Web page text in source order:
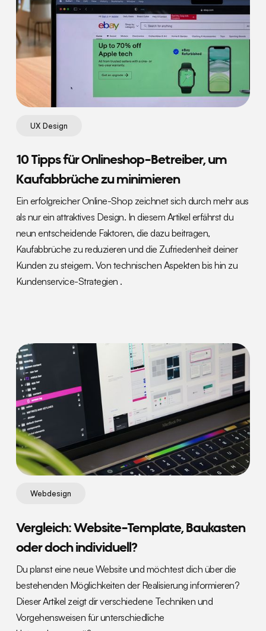
UX Design
10 Tipps für Onlineshop-Betreiber, um
Kaufabbrüche zu minimieren
Ein erfolgreicher Online-Shop zeichnet sich durch mehr aus
als nur ein attraktives Design. In diesem Artikel erfährst du
neun entscheidende Faktoren, die dazu beitragen,
Kaufabbrüche zu reduzieren und die Zufriedenheit deiner
Kunden zu steigern. Von technischen Aspekten bis hin zu
Kundenservice-Strategien .
Webdesign
Vergleich: Website-Template, Baukasten
oder doch individuell?
Du planst eine neue Website und möchtest dich über die
bestehenden Möglichkeiten der Realisierung informieren?
Dieser Artikel zeigt dir verschiedene Techniken und
Vorgehensweisen für unterschiedliche